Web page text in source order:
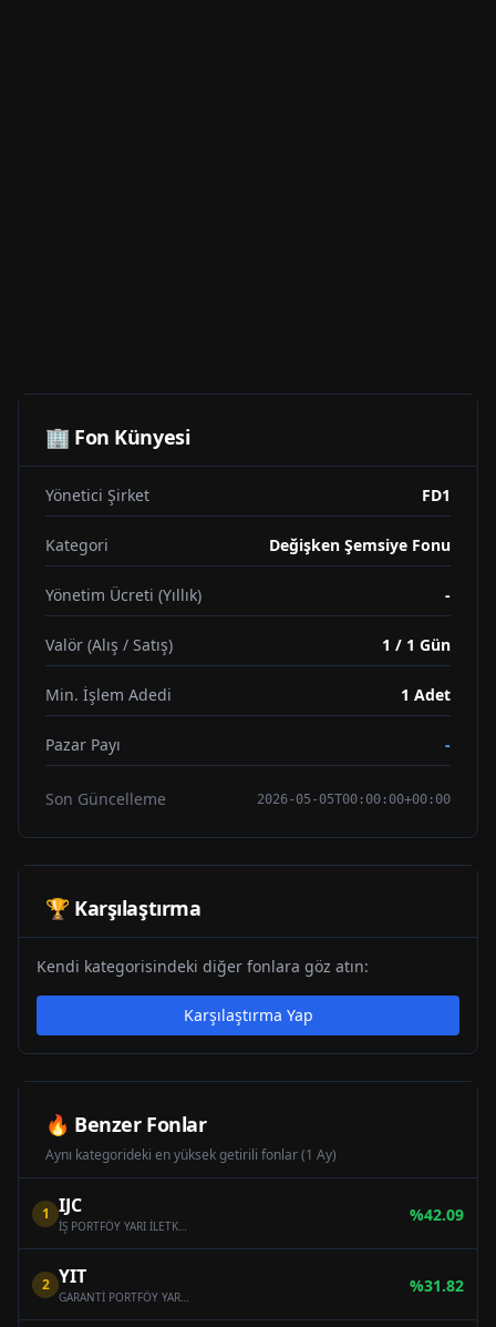
🏢 Fon Künyesi
Yönetici Şirket FD1
Kategori Değişken Şemsiye Fonu
Yönetim Ücreti (Yıllık) -
Valör (Alış / Satış) 1 / 1 Gün
Min. İşlem Adedi 1 Adet
Pazar Payı -
Son Güncelleme 2026-05-05T00:00:00+00:00
🏆 Karşılaştırma
Kendi kategorisindeki diğer fonlara göz atın:
Karşılaştırma Yap
🔥 Benzer Fonlar
Aynı kategorideki en yüksek getirili fonlar (1 Ay)
1 IJC
İŞ PORTFÖY YARI İLETKEN TEKNOLOJİLERİ DEĞİŞKEN FON
%42.09
2 YIT
GARANTİ PORTFÖY YARI İLETKEN TEKNOLOJİLERİ DEĞİŞKEN FON
%31.82